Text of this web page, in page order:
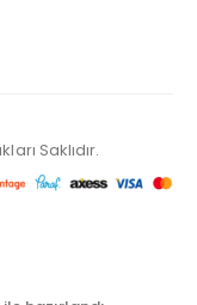
Saklıdır.